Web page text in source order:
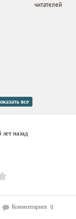
читателей
все
лет назад
Комментариев 0